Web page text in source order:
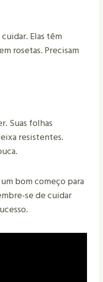
Elas têm
rosetas. Precisam
Suas folhas
resistentes.
bom começo para
se de cuidar